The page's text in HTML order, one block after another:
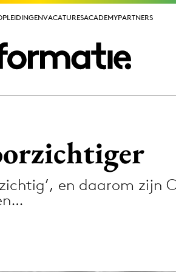
VACATURESACADEMYPARTNERS
VACATURESACADEMYPARTNERS
en daarom zijn